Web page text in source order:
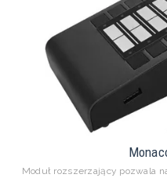
Moduł rozszerzający pozwala